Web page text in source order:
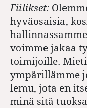
Fiilikset:
hyväosaisia,
voimme jakaa
toimijoille.
ympärillämme
lemu, jota en
minä sitä